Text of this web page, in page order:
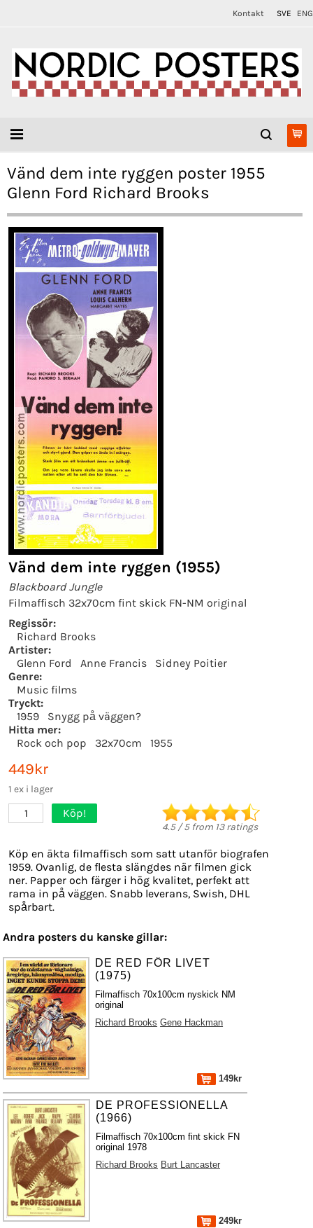
Kontakt SVE ENG
Vänd dem inte ryggen poster 1955
Glenn Ford Richard Brooks
Vänd dem inte ryggen (1955)
Blackboard Jungle
Filmaffisch 32x70cm fint skick FN-NM original
Regissör:
Richard Brooks
Artister:
Glenn Ford
Anne Francis
Sidney Poitier
Genre:
Music films
Tryckt:
1959
Snygg på väggen?
Hitta mer:
Rock och pop
32x70cm 1955
449kr
1 ex i lager
1 Köp!
4.5/5from 13ratings
Köp en äkta filmaffisch som satt utanför biografen
1959. Ovanlig, de flesta slängdes när filmen gick
ner. Papper och färger i hög kvalitet, perfekt att
rama in på väggen. Snabb leverans, Swish, DHL
spårbart.
Andra posters du kanske gillar:
DE RED FÖR LIVET
(1975)
Filmaffisch 70x100cm nyskick NM
original
Richard Brooks Gene Hackman
149kr
DE PROFESSIONELLA
(1966)
Filmaffisch 70x100cm fint skick FN
original 1978
Richard Brooks Burt Lancaster
249kr